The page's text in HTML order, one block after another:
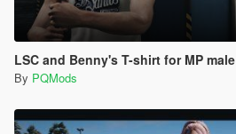
LSC and Benny's T-shirt for MP male
By PQMods